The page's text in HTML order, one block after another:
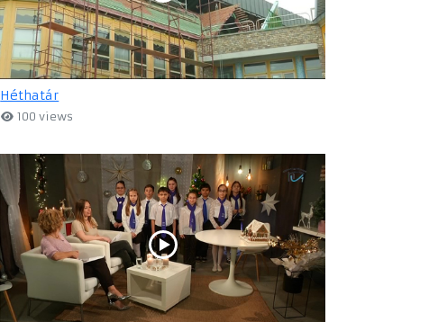
Héthatár
100 views